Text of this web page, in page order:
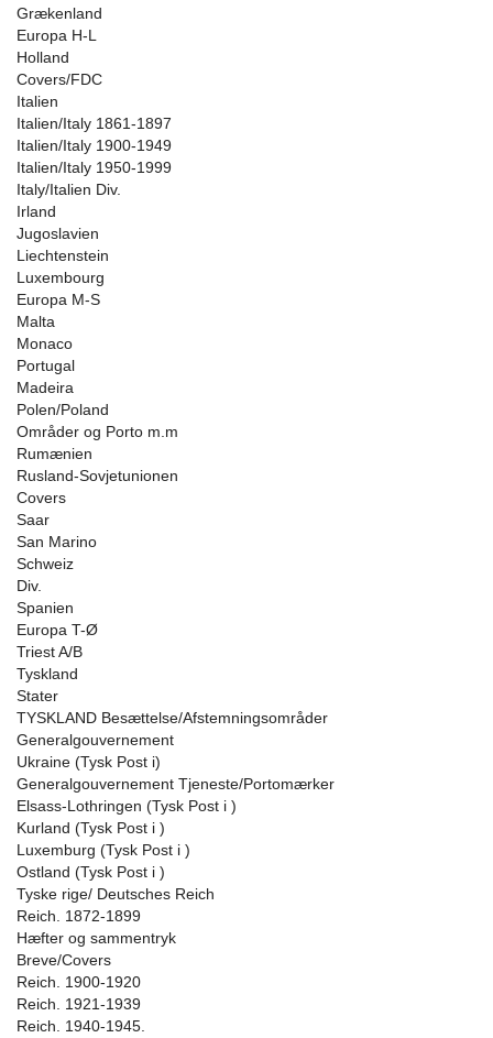
Grækenland
Europa H-L
Holland
Covers/FDC
Italien
Italien/Italy 1861-1897
Italien/Italy 1900-1949
Italien/Italy 1950-1999
Italy/Italien Div.
Irland
Jugoslavien
Liechtenstein
Luxembourg
Europa M-S
Malta
Monaco
Portugal
Madeira
Polen/Poland
Områder og Porto m.m
Rumænien
Rusland-Sovjetunionen
Covers
Saar
San Marino
Schweiz
Div.
Spanien
Europa T-Ø
Triest A/B
Tyskland
Stater
TYSKLAND Besættelse/Afstemningsområder
Generalgouvernement
Ukraine (Tysk Post i)
Generalgouvernement Tjeneste/Portomærker
Elsass-Lothringen (Tysk Post i )
Kurland (Tysk Post i )
Luxemburg (Tysk Post i )
Ostland (Tysk Post i )
Tyske rige/ Deutsches Reich
Reich. 1872-1899
Hæfter og sammentryk
Breve/Covers
Reich. 1900-1920
Reich. 1921-1939
Reich. 1940-1945.